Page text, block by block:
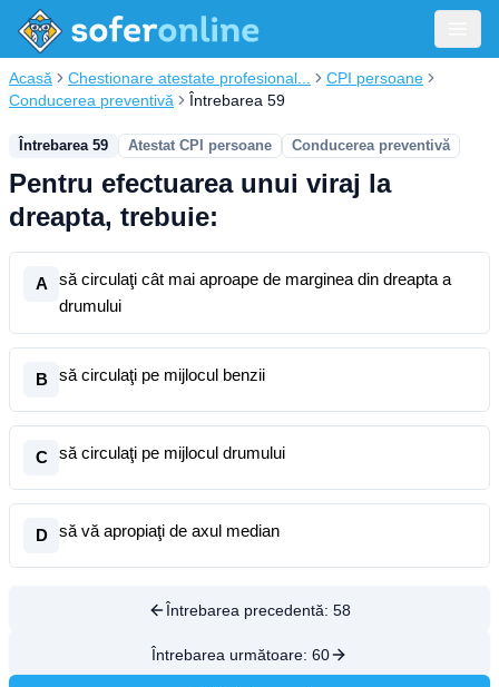
Acasă Chestionare atestate profesional...
CPI persoane
Conducerea preventivă
Întrebarea 59
Întrebarea 59 Atestat CPI persoane Conducerea preventivă
Pentru efectuarea unui viraj la
dreapta, trebuie:
A
să circulaţi cât mai aproape de marginea din dreapta a
drumului
B să circulaţi pe mijlocul benzii
C să circulaţi pe mijlocul drumului
D să vă apropiaţi de axul median
Întrebarea precedentă: 58
Întrebarea următoare: 60